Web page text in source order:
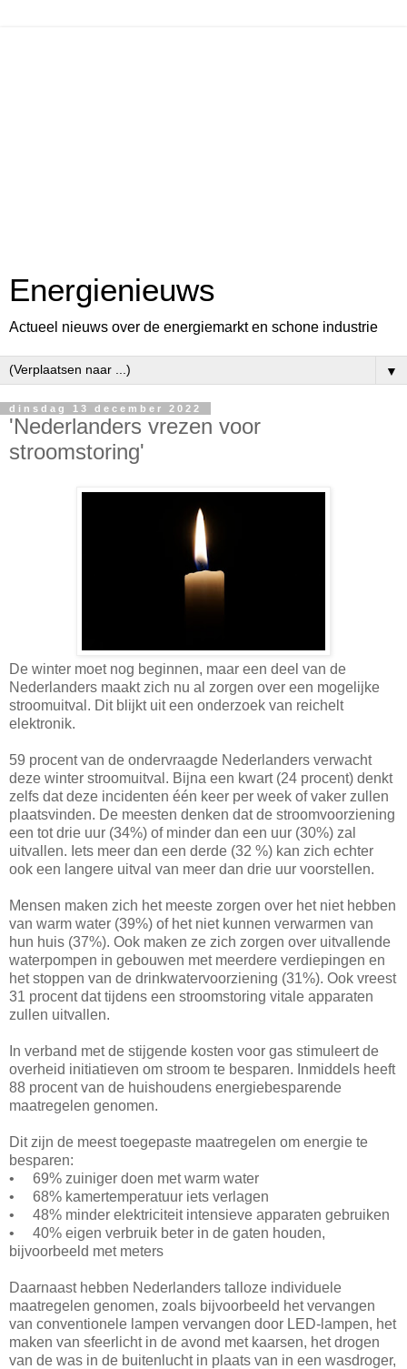
Energienieuws
Actueel nieuws over de energiemarkt en schone industrie
▼
dinsdag 13 december 2022
'Nederlanders vrezen voor
stroomstoring'
De winter moet nog beginnen, maar een deel van de
Nederlanders maakt zich nu al zorgen over een mogelijke
stroomuitval. Dit blijkt uit een onderzoek van reichelt
elektronik.
59 procent van de ondervraagde Nederlanders verwacht
deze winter stroomuitval. Bijna een kwart (24 procent) denkt
zelfs dat deze incidenten één keer per week of vaker zullen
plaatsvinden. De meesten denken dat de stroomvoorziening
een tot drie uur (34%) of minder dan een uur (30%) zal
uitvallen. Iets meer dan een derde (32 %) kan zich echter
ook een langere uitval van meer dan drie uur voorstellen.
Mensen maken zich het meeste zorgen over het niet hebben
van warm water (39%) of het niet kunnen verwarmen van
hun huis (37%). Ook maken ze zich zorgen over uitvallende
waterpompen in gebouwen met meerdere verdiepingen en
het stoppen van de drinkwatervoorziening (31%). Ook vreest
31 procent dat tijdens een stroomstoring vitale apparaten
zullen uitvallen.
In verband met de stijgende kosten voor gas stimuleert de
overheid initiatieven om stroom te besparen. Inmiddels heeft
88 procent van de huishoudens energiebesparende
maatregelen genomen.
Dit zijn de meest toegepaste maatregelen om energie te
besparen:
• 69% zuiniger doen met warm water
• 68% kamertemperatuur iets verlagen
• 48% minder elektriciteit intensieve apparaten gebruiken
• 40% eigen verbruik beter in de gaten houden,
bijvoorbeeld met meters
Daarnaast hebben Nederlanders talloze individuele
maatregelen genomen, zoals bijvoorbeeld het vervangen
van conventionele lampen vervangen door LED-lampen, het
maken van sfeerlicht in de avond met kaarsen, het drogen
van de was in de buitenlucht in plaats van in een wasdroger,